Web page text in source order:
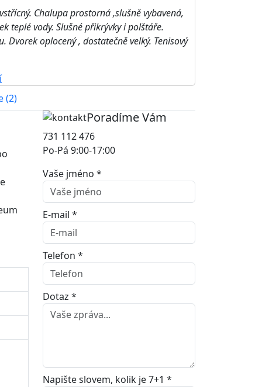
Chalupa prostorná ,slušně vybavená,
teplé vody. Slušné přikrývky i polštáře.
Dvorek oplocený , dostatečně velký. Tenisový
(2)
Poradíme Vám
731 112 476
Po-Pá 9:00-17:00
Vaše jméno *
E-mail *
Telefon *
Dotaz *
Napište slovem, kolik je 7+1 *